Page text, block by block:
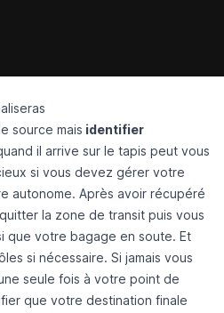
source mais identifier
il arrive sur le tapis peut vous
si vous devez gérer votre
autonome. Après avoir récupéré
la zone de transit puis vous
que votre bagage en soute. Et
si nécessaire. Si jamais vous
seule fois à votre point de
que votre destination finale